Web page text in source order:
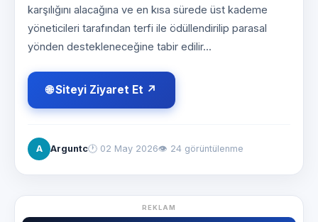
karşılığını alacağına ve en kısa sürede üst kademe
yöneticileri tarafından terfi ile ödüllendirilip parasal
yönden destekleneceğine tabir edilir...
🌐 Siteyi Ziyaret Et ↗
A Arguntc🕐 02 May 2026👁 24 görüntülenme
REKLAM